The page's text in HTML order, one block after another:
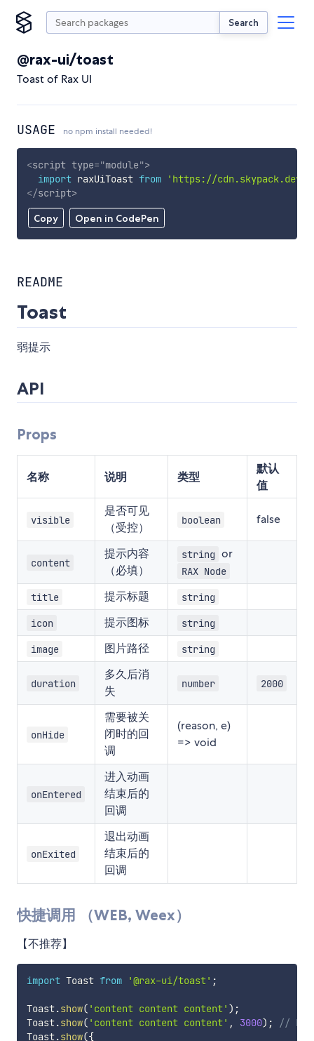
Search
@rax-ui/toast
Toast of Rax UI
USAGE no npm install needed!
Copy Open in CodePen
<script type="module">
import raxUiToast from
'https://cdn.skypack.dev/
</script>
README
Toast
弱提示
API
Props
名称 说明 类型
默认
值
visible
是否可见
（受控）
boolean false
content
提示内容
（必填）
string or
RAX Node
title 提示标题 string
icon 提示图标 string
image 图片路径 string
duration
多久后消
失
number 2000
onHide
需要被关
闭时的回
调
(reason, e)
=> void
onEntered
进入动画
结束后的
回调
onExited
退出动画
结束后的
回调
快捷调用 （WEB, Weex）
【不推荐】
import Toast from '@rax-ui/toast' ;
Toast.show( 'content content content' ) ;
Toast.show( 'content content content' , 3000) ;
//
Toast.show({